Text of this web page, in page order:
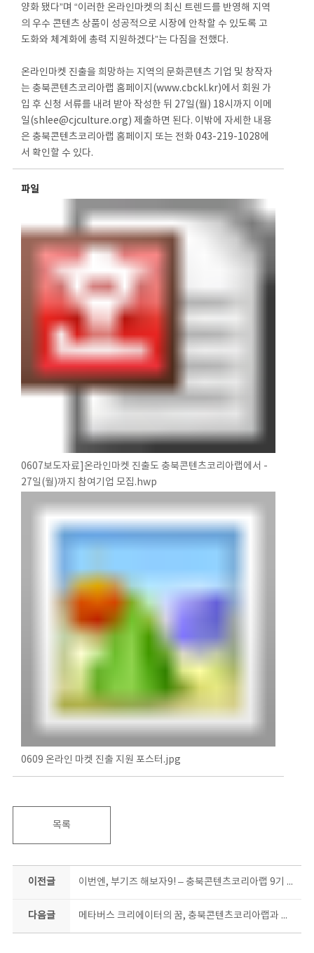
양화 됐다”며 “이러한 온라인마켓의 최신 트렌드를 반영해 지역
의 우수 콘텐츠 상품이 성공적으로 시장에 안착할 수 있도록 고
도화와 체계화에 총력 지원하겠다”는 다짐을 전했다.
온라인마켓 진출을 희망하는 지역의 문화콘텐츠 기업 및 창작자
는 충북콘텐츠코리아랩 홈페이지(www.cbckl.kr)에서 회원 가
입 후 신청 서류를 내려 받아 작성한 뒤 27일(월) 18시까지 이메
일(shlee@cjculture.org) 제출하면 된다. 이밖에 자세한 내용
은 충북콘텐츠코리아랩 홈페이지 또는 전화 043-219-1028에
서 확인할 수 있다.
파일
0607보도자료]온라인마켓 진출도 충북콘텐츠코리아랩에서 -
27일(월)까지 참여기업 모집.hwp
0609 온라인 마켓 진출 지원 포스터.jpg
목록
이전글 이번엔, 부기즈 해보자9! – 충북콘텐츠코리아랩 9기 홍보기자단 모집
다음글 메타버스 크리에이터의 꿈, 충북콘텐츠코리아랩과 만나면 현실이 된다!